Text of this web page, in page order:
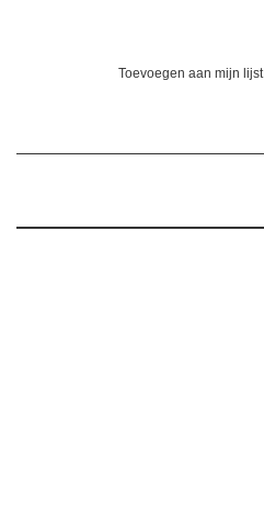
Toevoegen aan mijn lijst